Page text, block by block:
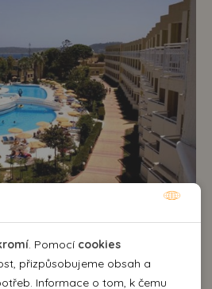
. Pomocí cookies
přizpůsobujeme obsah a
Informace o tom, k čemu
aby byla webová stránka
základní funkce jako navigace
sekcím webové stránky.